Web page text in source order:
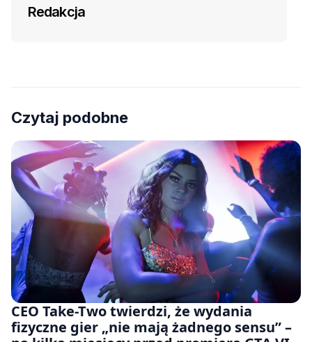
Redakcja
Czytaj podobne
CEO Take-Two twierdzi, że wydania
fizyczne gier „nie mają żadnego sensu” –